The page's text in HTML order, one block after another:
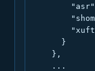
      }
    },
    ...